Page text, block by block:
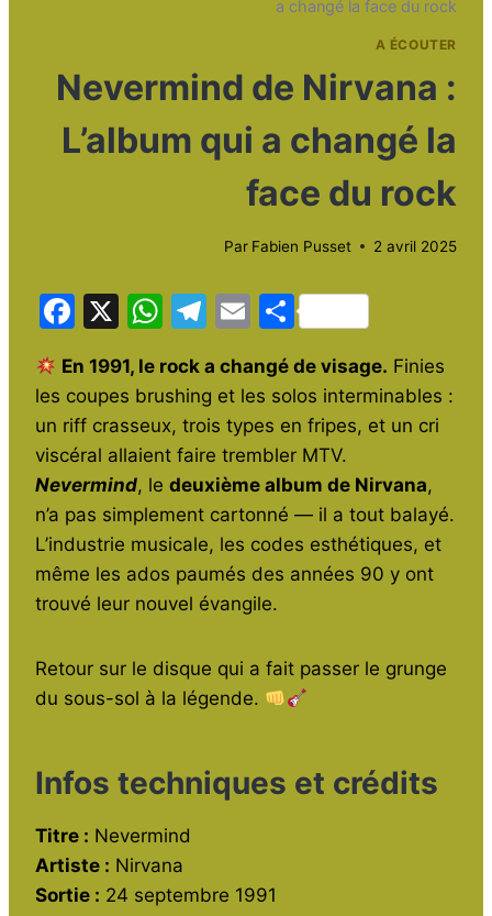
a changé la face du rock
A ÉCOUTER
Nevermind de Nirvana :
L’album qui a changé la
face du rock
Par Fabien Pusset 2 avril 2025
F
c
e
b
o
o
k
X
W
at
s
A
p
p
T
e
gr
a
m
E
ai
l
P
ta
g
er
En 1991, le rock a changé de visage. Finies
les coupes brushing et les solos interminables :
un riff crasseux, trois types en fripes, et un cri
viscéral allaient faire trembler MTV.
Nevermind, le deuxième album de Nirvana,
n’a pas simplement cartonné — il a tout balayé.
L’industrie musicale, les codes esthétiques, et
même les ados paumés des années 90 y ont
trouvé leur nouvel évangile.
Retour sur le disque qui a fait passer le grunge
du sous-sol à la légende.
Infos techniques et crédits
Titre : Nevermind
Artiste : Nirvana
Sortie : 24 septembre 1991